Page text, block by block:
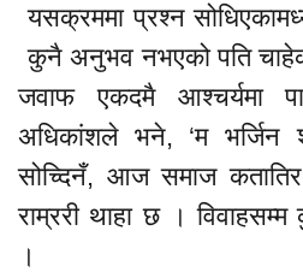
यसक्रममा प्रश्न
कुनै अनुभव नभएको पति
जवाफ एकदमै आश्चर्यमा
अधिकांशले भने, ‘म भर्जिन
सोच्दिनँ, आज समाज
राम्ररी थाहा छ ।
।